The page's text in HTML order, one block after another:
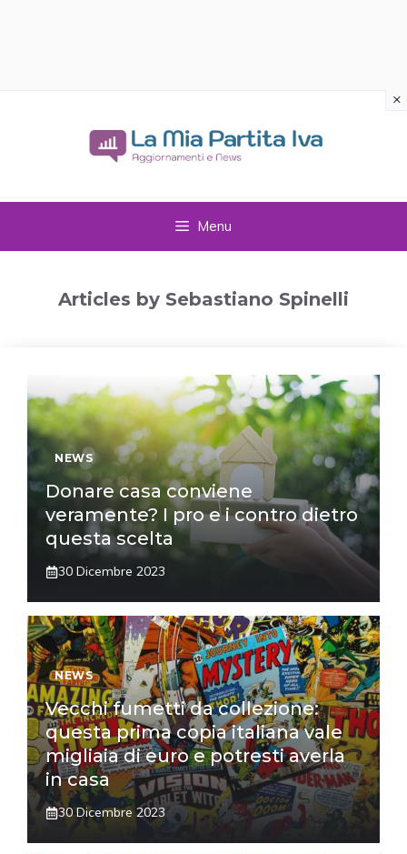
Menu
Articles by Sebastiano Spinelli
NEWS
Donare casa conviene
veramente? I pro e i contro dietro
questa scelta
30 Dicembre 2023
NEWS
Vecchi fumetti da collezione:
questa prima copia italiana vale
migliaia di euro e potresti averla
in casa
30 Dicembre 2023
×